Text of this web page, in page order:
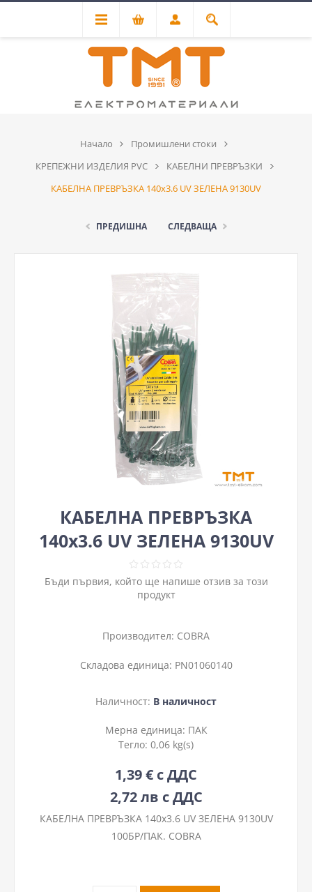
Начало
Промишлени стоки
КРЕПЕЖНИ ИЗДЕЛИЯ PVC
КАБЕЛНИ ПРЕВРЪЗКИ
КАБЕЛНА ПРЕВРЪЗКА 140х3.6 UV ЗЕЛЕНА 9130UV
ПРЕДИШНА СЛЕДВАЩА
КАБЕЛНА ПРЕВРЪЗКА
140х3.6 UV ЗЕЛЕНА 9130UV
Бъди първия, който ще напише отзив за този
продукт
Производител: COBRA
Складова единица: PN01060140
Наличност: В наличност
Мерна единица: ПАК
Тегло: 0,06 kg(s)
1,39 € с ДДС
2,72 лв с ДДС
КАБЕЛНА ПРЕВРЪЗКА 140х3.6 UV ЗЕЛЕНА 9130UV
100БР/ПАК. COBRA